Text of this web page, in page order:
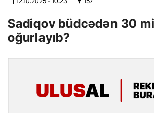
Sadiqov büdcədən 30
oğurlayıb?